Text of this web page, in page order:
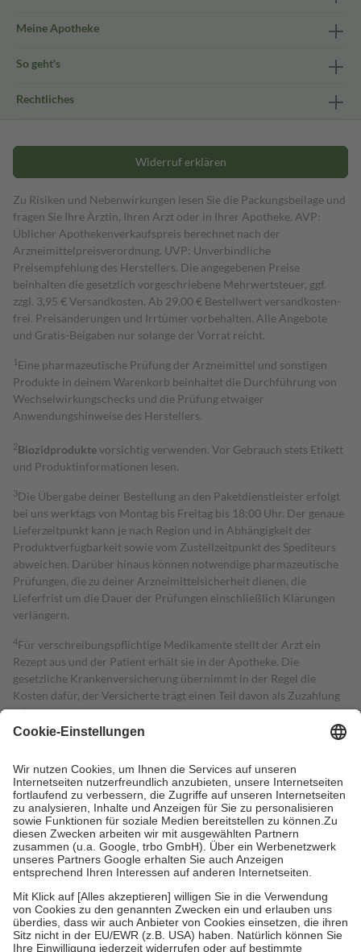
Meine Apotheke
So geht's
Rechtliches
Widerruf erklären
Zu Risiken und Nebenwirkungen lesen Sie die Packungsbeilage und
fragen Sie Ihre Ärztin, Ihren Arzt oder in Ihrer Apotheke. AVP:
Üblicher Apothekenverkaufspreis berechnet nach der
Arzneimittelpreisverordnung. UVP: Unverbindliche
Preisempfehlung des Herstellers. Die angegebenen Preise
beinhalten die gesetzlich vorgeschriebene Mehrwertsteuer, ggf.
zzgl. 3,95 € Versandkosten. Ab 29,00 € Bestell­wert versand­kosten­
frei. Preisänderungen und Irrtümer vorbehalten. Alle Angebote
und Gratis-Beigaben nur solange der Vorrat reicht.
1 Eine pharmazeutische Prüfung der Arzneimittel und sonstigen
Produkte in deinem Warenkorb beinhaltet die Durchführung von
Wechselwirkungschecks und die Prüfung etwaiger
Anwendungshinweise des Herstellers.
2Biozidproduktevorsichtig verwenden. Vor Gebrauch stets Etikett
und Produktinformationen lesen.
3Die Übergabe deiner Bestellung an den Paketdienstleister erfolgt
bei uns werktags von Montag bis Freitag bis 18:00 Uhr. Der genaue
Lieferzeitpunkt kann je nach Region und in Abhängigkeit der
Produktverfügbarkeit sowie vom Zustellzeitpunkt des Spediteurs
abweichen. Darüber hinaus können notwendige pharmazeutische
Prüfungen, die zu deiner Arzneimittelsicherheit dienen, die
Lieferfrist um die Dauer der Prüfungen einschließlich Klärungen
verlängern.
4Für verschreibungspflichtige Medikamente stellt der Arzt ein
Rezept aus und der Patient erhält sie in der Apotheke. Die
gesetzliche Krankenversicherung übernimmt in der Regel die
Kosten dafür, der Versicherte trägt einen Teil davon als Zuzahlung
mit.
Grundsätzlich leisten Mitglieder Zuzahlungen in Höhe von zehn
höchstens zehn Euro.
Es sind jedoch nie mehr als die tatsächlichen
Kosten der Leistung zu entrichten.
Diese Regeln gelten grundsätzlich auch für Online-Apotheken.
Bei Heilmitteln und häuslicher Krankenpflege beträgt die
Zuzahlung zehn Prozent der Kosten sowie zehn Euro je
Verordnung.
Um das Engagement der Versicherten für ihre eigene Gesundheit zu
stärken und die besondere Stellung der Familie zu unterstützen,
fallenkeine Zuzahlungenan bei:
• Kindern und Jugendlichen bis zum vollendeten 18. Lebensjahr
mit Ausnahme der Fahrkosten
• Untersuchungen zur Vorsorge und Früherkennung, die von der